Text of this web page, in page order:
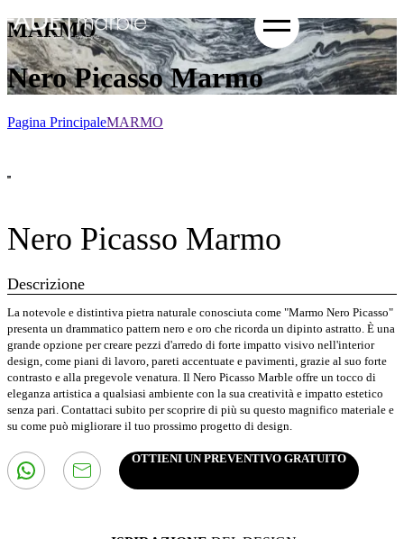
MARMO
Nero Picasso Marmo
Pagina PrincipaleMARMO
Nero Picasso Marmo
Descrizione
La notevole e distintiva pietra naturale conosciuta come "Marmo Nero Picasso"
presenta un drammatico pattern nero e oro che ricorda un dipinto astratto. È una
grande opzione per creare pezzi d'arredo di forte impatto visivo nell'interior
design, come piani di lavoro, pareti accentuate e pavimenti, grazie al suo forte
contrasto e alla pregevole venatura. Il Nero Picasso Marble offre un tocco di
eleganza artistica a qualsiasi ambiente con la sua creatività e impatto estetico
senza pari. Contattaci subito per scoprire di più su questo magnifico materiale e
su come può migliorare il tuo prossimo progetto di design.
OTTIENI UN PREVENTIVO GRATUITO